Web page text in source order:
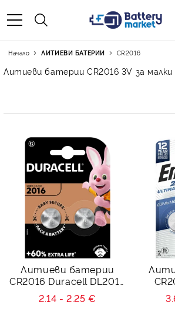
Начало ЛИТИЕВИ БАТЕРИИ CR2016
Литиеви батерии CR2016 3V за
Литиеви батерии
CR2016 Duracell DL2016
- 3V - 2 батерии
2.14 - 2.25 €